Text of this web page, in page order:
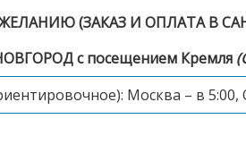
(ЗАКАЗ И ОПЛАТА В
с посещением Кремля
Москва – в 5:00,